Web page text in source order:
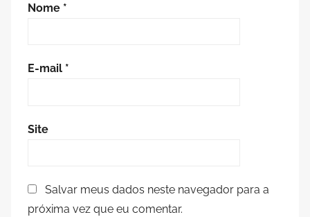
Nome *
E-mail *
Site
Salvar meus dados neste navegador para a
próxima vez que eu comentar.